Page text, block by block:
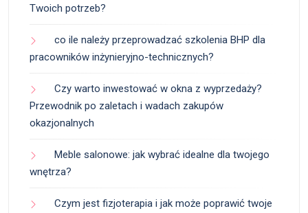
Twoich potrzeb?
co ile należy przeprowadzać szkolenia BHP dla
pracowników inżynieryjno-technicznych?
Czy warto inwestować w okna z wyprzedaży?
Przewodnik po zaletach i wadach zakupów
okazjonalnych
Meble salonowe: jak wybrać idealne dla twojego
wnętrza?
Czym jest fizjoterapia i jak może poprawić twoje